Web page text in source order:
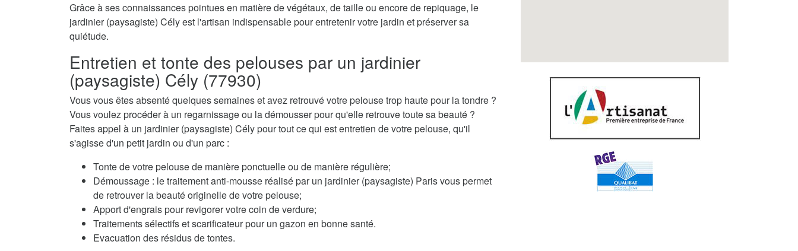
Grâce à ses connaissances pointues en matière de végétaux, de taille ou encore de repiquage, le
jardinier (paysagiste) Cély est l'artisan indispensable pour entretenir votre jardin et préserver sa
quiétude.
Entretien et tonte des pelouses par un jardinier
(paysagiste) Cély (77930)
Vous vous êtes absenté quelques semaines et avez retrouvé votre pelouse trop haute pour la tondre ?
Vous voulez procéder à un regarnissage ou la démousser pour qu'elle retrouve toute sa beauté ?
Faites appel à un jardinier (paysagiste) Cély pour tout ce qui est entretien de votre pelouse, qu'il
s'agisse d'un petit jardin ou d'un parc :
Tonte de votre pelouse de manière ponctuelle ou de manière régulière;
Démoussage : le traitement anti-mousse réalisé par un jardinier (paysagiste) Paris vous permet
de retrouver la beauté originelle de votre pelouse;
Apport d'engrais pour revigorer votre coin de verdure;
Traitements sélectifs et scarificateur pour un gazon en bonne santé.
Evacuation des résidus de tontes.